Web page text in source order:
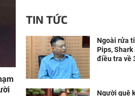
TIN TỨC
Ngoài rửa
Pips,
điều tra về
Người quê